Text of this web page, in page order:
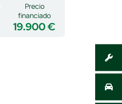
19.900 €
Precio
financiado